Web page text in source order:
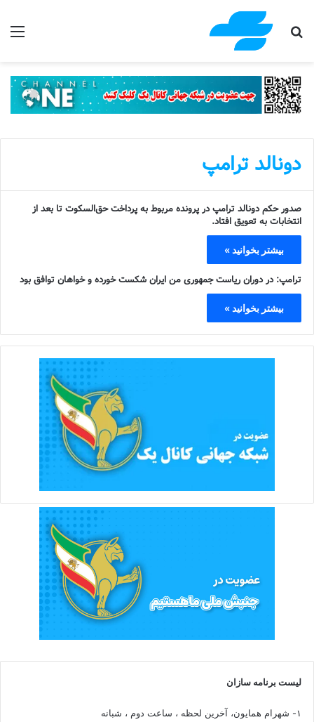
جستجو برای
دونالد ترامپ
صدور حکم دونالد ترامپ در پرونده مربوط به پرداخت حق‌السکوت تا بعد از
انتخابات به تعویق افتاد.
بیشتر بخوانید »
ترامپ: در دوران ریاست جمهوری من ایران شکست خورده و خواهان توافق بود
بیشتر بخوانید »
لیست برنامه سازان
۱- شهرام همایون، آخرین لحظه ، ساعت دوم ، شبانه